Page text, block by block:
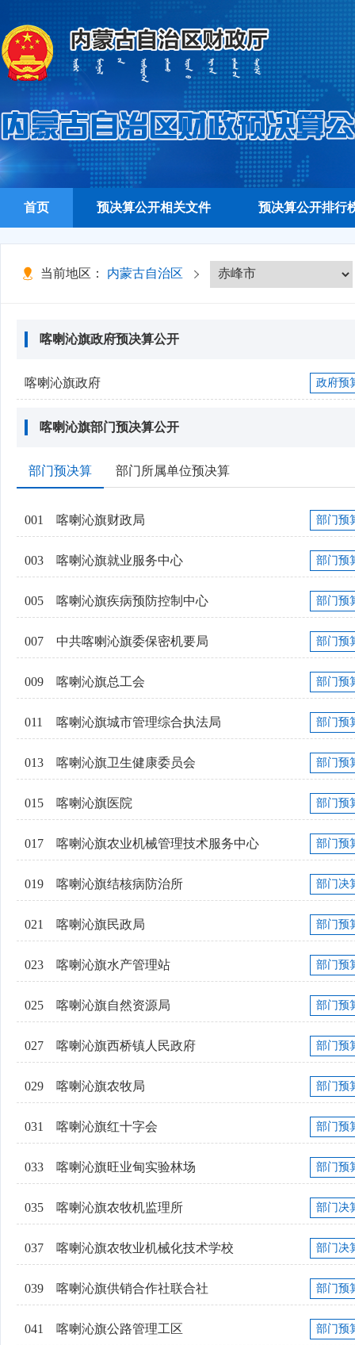
首页 预决算公开相关文件 预决算公开排行
当前地区： 内蒙古自治区
喀喇沁旗政府预决算公开
喀喇沁旗政府 政府预
喀喇沁旗部门预决算公开
部门预决算 部门所属单位预决算
001 喀喇沁旗财政局 部门预
003 喀喇沁旗就业服务中心 部门预
005 喀喇沁旗疾病预防控制中心 部门预
007 中共喀喇沁旗委保密机要局 部门预
009 喀喇沁旗总工会 部门预
011 喀喇沁旗城市管理综合执法局 部门预
013 喀喇沁旗卫生健康委员会 部门预
015 喀喇沁旗医院 部门预
017 喀喇沁旗农业机械管理技术服务中心 部门预
019 喀喇沁旗结核病防治所 部门决
021 喀喇沁旗民政局 部门预
023 喀喇沁旗水产管理站 部门预
025 喀喇沁旗自然资源局 部门预
027 喀喇沁旗西桥镇人民政府 部门预
029 喀喇沁旗农牧局 部门预
031 喀喇沁旗红十字会 部门预
033 喀喇沁旗旺业甸实验林场 部门预
035 喀喇沁旗农牧机监理所 部门决
037 喀喇沁旗农牧业机械化技术学校 部门决
039 喀喇沁旗供销合作社联合社 部门预
041 喀喇沁旗公路管理工区 部门预